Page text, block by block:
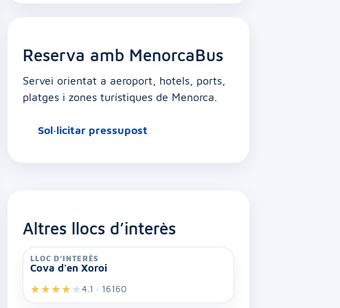
Reserva amb MenorcaBus
Servei orientat a aeroport, hotels, ports,
platges i zones turístiques de Menorca.
Sol·licitar pressupost
Altres llocs d’interès
LLOC D’INTERÈS
Cova d'en Xoroi
★★★★ ★4.1 · 16160